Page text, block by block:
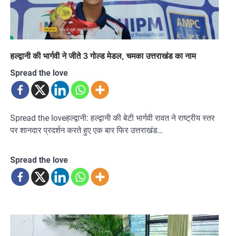
हल्द्वानी की भार्गवी ने जीते 3 गोल्ड मेडल, चमका उत्तराखंड का नाम
Spread the love
Spread the loveहल्द्वानी: हल्द्वानी की बेटी भार्गवी रावत ने राष्ट्रीय स्तर
पर शानदार प्रदर्शन करते हुए एक बार फिर उत्तराखंड…
Spread the love